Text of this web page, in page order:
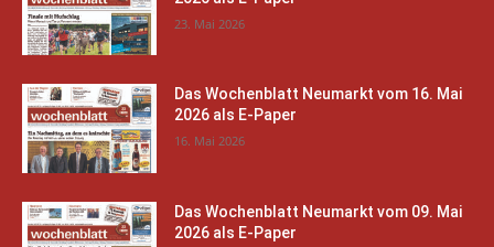
23. Mai 2026
Das Wochenblatt Neumarkt vom 16. Mai
2026 als E-Paper
16. Mai 2026
Das Wochenblatt Neumarkt vom 09. Mai
2026 als E-Paper